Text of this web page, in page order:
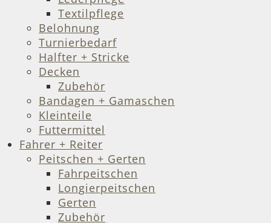
Textilpflege
Belohnung
Turnierbedarf
Halfter + Stricke
Decken
Zubehör
Bandagen + Gamaschen
Kleinteile
Futtermittel
Fahrer + Reiter
Peitschen + Gerten
Fahrpeitschen
Longierpeitschen
Gerten
Zubehör